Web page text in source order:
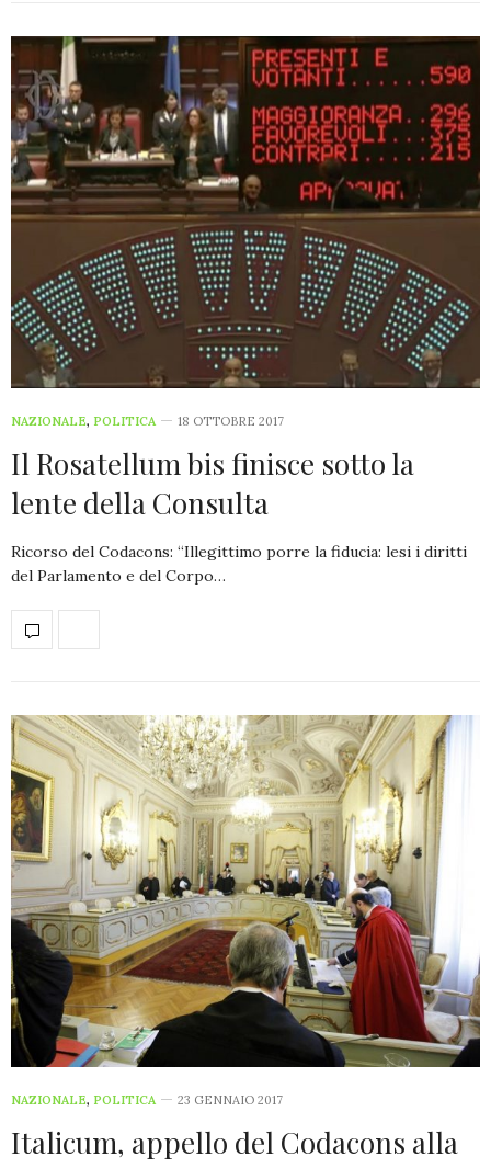
NAZIONALE, POLITICA 18 OTTOBRE 2017
Il Rosatellum bis finisce sotto la
lente della Consulta
Ricorso del Codacons: “Illegittimo porre la fiducia: lesi i diritti
del Parlamento e del Corpo…
NAZIONALE, POLITICA 23 GENNAIO 2017
Italicum, appello del Codacons alla